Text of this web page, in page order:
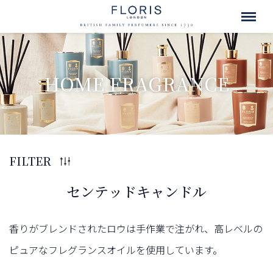
HOME FRAGRANCE
センテッドキャンドル
香りがブレンドされたロウは手作業で注がれ、高レベルの
ピュアなフレグランスオイルを使用しています。
FILTER